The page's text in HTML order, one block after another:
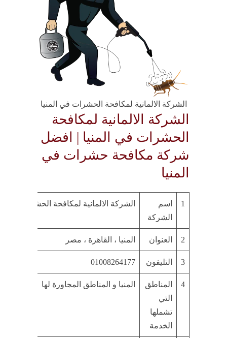
الشركة الالمانية لمكافحة الحشرات في المنيا
الشركة الالمانية لمكافحة
الحشرات في المنيا | افضل
شركة مكافحة حشرات في
المنيا
1
اسم
الشركة
الشركة الالمانية لمكافحة الحشرات و
2 العنوان المنيا ، القاهرة ، مصر
3 التليفون 01008264177
4
المناطق
التي
تشملها
الخدمة
المنيا و المناطق المجاورة لها